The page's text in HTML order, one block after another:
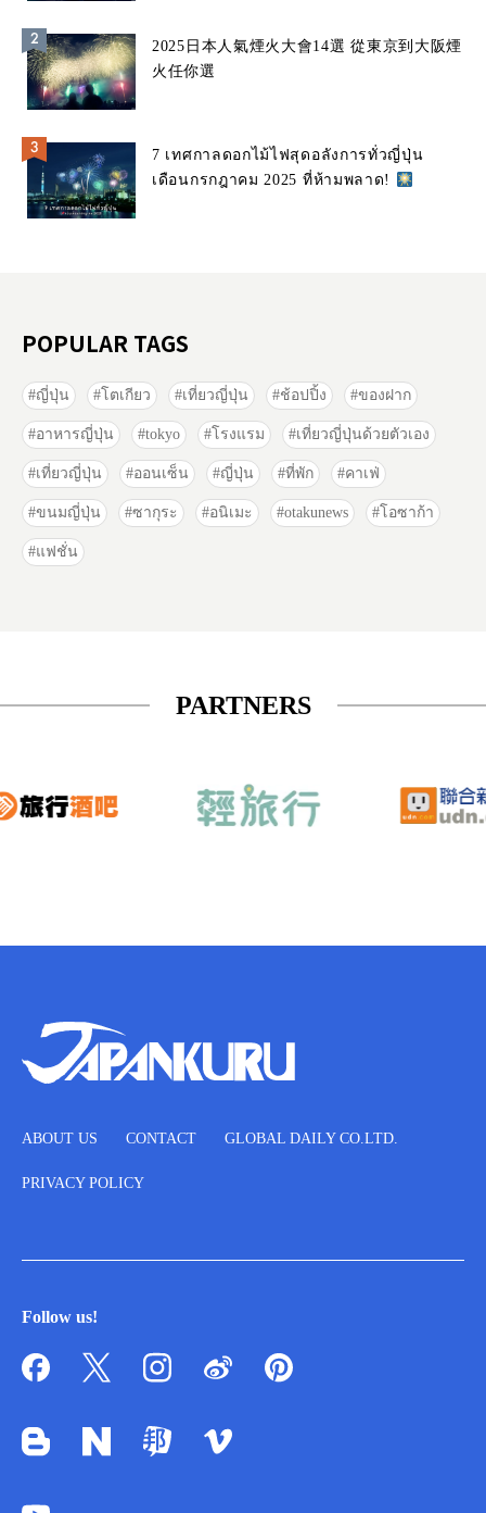
2025日本人氣煙火大會14選 從東京到大阪煙
火任你選
7 เทศกาลดอกไม้ไฟสุดอลังการทั่วญี่ปุ่น
เดือนกรกฎาคม 2025 ที่ห้ามพลาด!
POPULAR TAGS
ญี่ปุ่น โตเกียว เที่ยวญี่ปุ่น ช้อปปิ้ง ของฝาก
อาหารญี่ปุ่น tokyo โรงแรม เที่ยวญี่ปุ่นด้วยตัวเอง
เที่ยวญี่ปุ่น ออนเซ็น ญี่ปุ่น ที่พัก คาเฟ่
ขนมญี่ปุ่น ซากุระ อนิเมะ otakunews โอซาก้า
แฟชั่น
PARTNERS
ABOUT US CONTACT GLOBAL DAILY CO.LTD.
PRIVACY POLICY
Follow us!